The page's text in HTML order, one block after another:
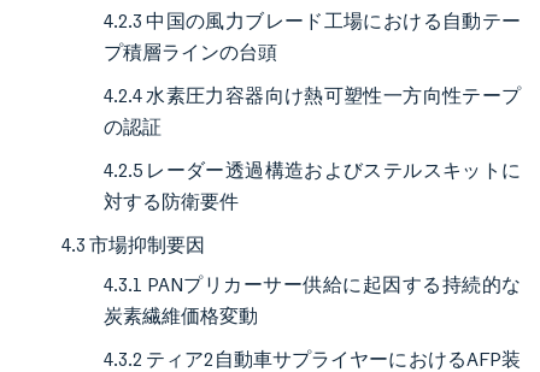
4.2.3 中国の風力ブレード工場における自動テー
プ積層ラインの台頭
4.2.4 水素圧力容器向け熱可塑性一方向性テープ
の認証
4.2.5 レーダー透過構造およびステルスキットに
対する防衛要件
4.3 市場抑制要因
4.3.1 PANプリカーサー供給に起因する持続的な
炭素繊維価格変動
4.3.2 ティア2自動車サプライヤーにおけるAFP装